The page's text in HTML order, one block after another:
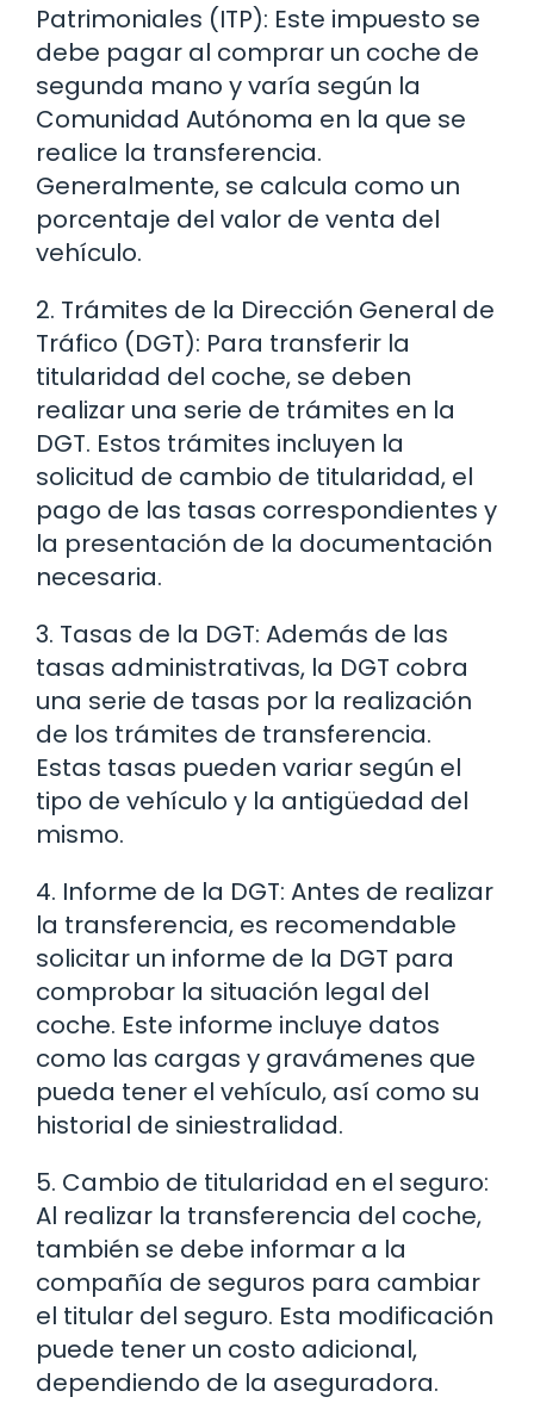
Patrimoniales (ITP): Este impuesto se
debe pagar al comprar un coche de
segunda mano y varía según la
Comunidad Autónoma en la que se
realice la transferencia.
Generalmente, se calcula como un
porcentaje del valor de venta del
vehículo.
2. Trámites de la Dirección General de
Tráfico (DGT): Para transferir la
titularidad del coche, se deben
realizar una serie de trámites en la
DGT. Estos trámites incluyen la
solicitud de cambio de titularidad, el
pago de las tasas correspondientes y
la presentación de la documentación
necesaria.
3. Tasas de la DGT: Además de las
tasas administrativas, la DGT cobra
una serie de tasas por la realización
de los trámites de transferencia.
Estas tasas pueden variar según el
tipo de vehículo y la antigüedad del
mismo.
4. Informe de la DGT: Antes de realizar
la transferencia, es recomendable
solicitar un informe de la DGT para
comprobar la situación legal del
coche. Este informe incluye datos
como las cargas y gravámenes que
pueda tener el vehículo, así como su
historial de siniestralidad.
5. Cambio de titularidad en el seguro:
Al realizar la transferencia del coche,
también se debe informar a la
compañía de seguros para cambiar
el titular del seguro. Esta modificación
puede tener un costo adicional,
dependiendo de la aseguradora.